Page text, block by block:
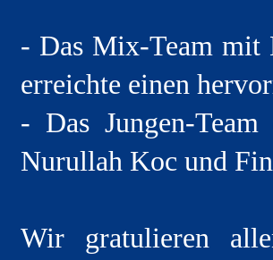
- Das Mix-Team mit
erreichte einen
- Das Jungen-
Nurullah Koc und
Wir gratulieren